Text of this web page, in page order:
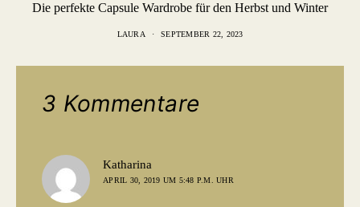
Die perfekte Capsule Wardrobe für den Herbst und Winter
LAURA SEPTEMBER 22, 2023
3 Kommentare
Katharina
APRIL 30, 2019 UM 5:48 P.M. UHR